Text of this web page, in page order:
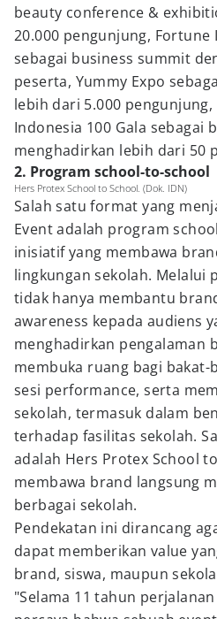
beauty conference &
20.000 pengunjung,
sebagai business summit
peserta, Yummy Expo
lebih dari 5.000
Indonesia 100 Gala sebagai
menghadirkan lebih dari 50
2. Program school-to-school
Hers Protex School to School. (Dok. IDN)
Salah satu format yang
Event adalah program
inisiatif yang membawa
lingkungan sekolah. Melalui
tidak hanya membantu
awareness kepada audiens
menghadirkan pengalaman
membuka ruang bagi bakat-
sesi performance, serta
sekolah, termasuk dalam
terhadap fasilitas sekolah.
adalah Hers Protex School
membawa brand langsung
berbagai sekolah.
Pendekatan ini dirancang
dapat memberikan value
brand, siswa, maupun
"Selama 11 tahun